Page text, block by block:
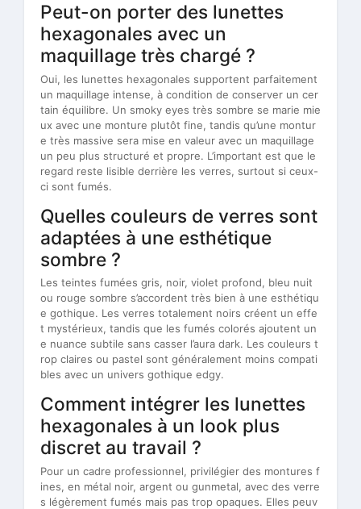
Peut-on porter des lunettes
hexagonales avec un
maquillage très chargé ?
Oui, les lunettes hexagonales supportent parfaitement
un maquillage intense, à condition de conserver un cer
tain équilibre. Un smoky eyes très sombre se marie mie
ux avec une monture plutôt fine, tandis qu’une montur
e très massive sera mise en valeur avec un maquillage
un peu plus structuré et propre. L’important est que le
regard reste lisible derrière les verres, surtout si ceux-
ci sont fumés.
Quelles couleurs de verres sont
adaptées à une esthétique
sombre ?
Les teintes fumées gris, noir, violet profond, bleu nuit
ou rouge sombre s’accordent très bien à une esthétiqu
e gothique. Les verres totalement noirs créent un effe
t mystérieux, tandis que les fumés colorés ajoutent un
e nuance subtile sans casser l’aura dark. Les couleurs t
rop claires ou pastel sont généralement moins compati
bles avec un univers gothique edgy.
Comment intégrer les lunettes
hexagonales à un look plus
discret au travail ?
Pour un cadre professionnel, privilégier des montures f
ines, en métal noir, argent ou gunmetal, avec des verre
s légèrement fumés mais pas trop opaques. Elles peuv